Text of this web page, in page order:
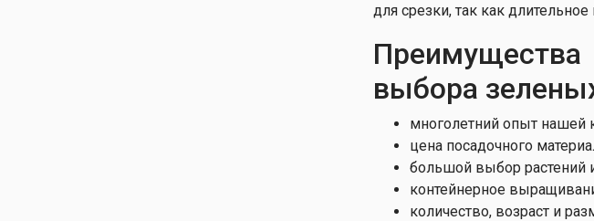
для срезки, так как
выбора
многолетний опыт нашей
цена посадочного
большой выбор растений
контейнерное
количество, возраст и